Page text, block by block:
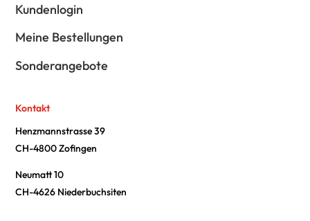
Kundenlogin
Meine Bestellungen
Sonderangebote
Kontakt
Henzmannstrasse 39
CH-4800 Zofingen
Neumatt 10
CH-4626 Niederbuchsiten